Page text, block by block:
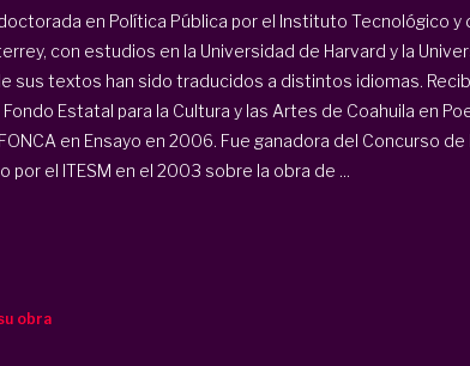
en Política Pública por el Instituto Tecnológico y
con estudios en la Universidad de Harvard y la
sus textos han sido traducidos a distintos idiomas.
Estatal para la Cultura y las Artes de Coahuila en
en Ensayo en 2006. Fue ganadora del Concurso de
por el ITESM en el 2003 sobre la obra de ...
obra